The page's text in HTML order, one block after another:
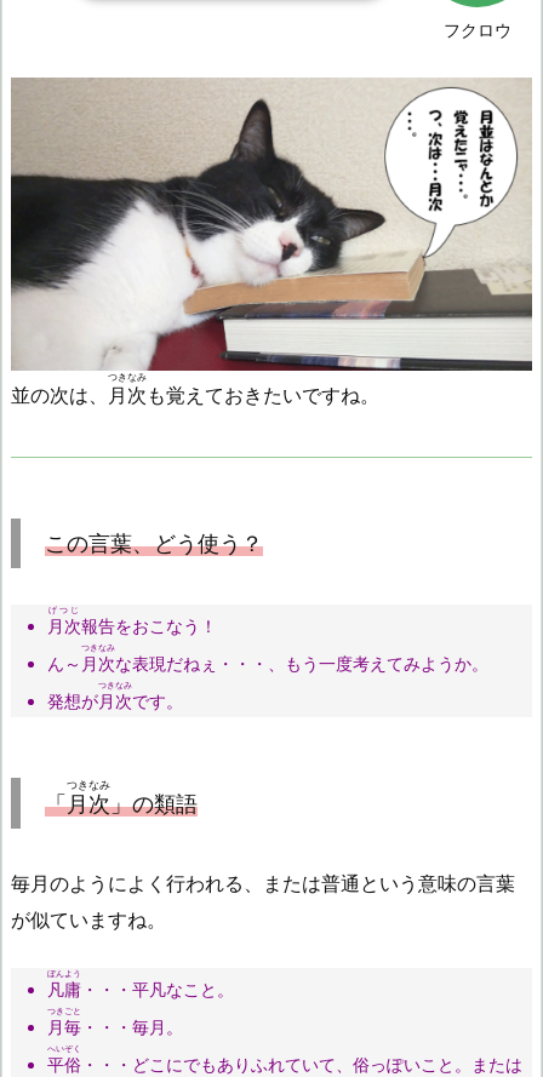
フクロウ
並の次は、 月次
つきなみ
も覚えておきたいですね。
この言葉、どう使う？
月次
げつじ
報告をおこなう！
ん～ 月次
つきなみ
な表現だねぇ・・・、もう一度考えてみようか。
発想が月次
つきなみ
です。
「月次
つきなみ
」の類語
毎月のようによく行われる、または普通という意味の言葉
が似ていますね。
凡庸
ぼんよう
・・・平凡なこと。
月毎
つきごと
・・・毎月。
平俗
へいぞく
・・・どこにでもありふれていて、俗っぽいこと。または